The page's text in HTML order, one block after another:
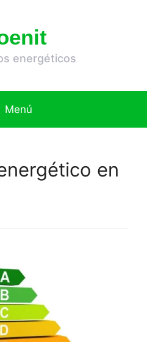
energéticos
Menú
en